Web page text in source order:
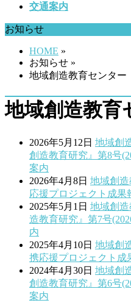
交通案内
お知らせ
HOME »
お知らせ »
地域創造教育センター
地域創造教育
2026年5月12日 地域創
創造教育研究』第8号
案内
2026年4月8日 地域創
応援プロジェクト成果
2025年5月1日 地域創
造教育研究』第7号
内
2025年4月10日 地域創
携応援プロジェクト成
2024年4月30日 地域創
創造教育研究』第6号
案内